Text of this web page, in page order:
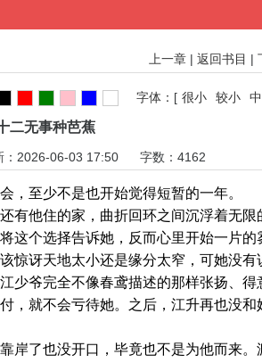
上一章 | 返回书目 |
字体： [ 很小 较小
二无事种芭蕉
2026-06-03 17:50 字数：4162
至少不是也开始觉得短暂的一年。
他住的家，曲折回环之间沉浮着无限
这个选择告诉她，反而心里开始一片的
讶天地太小还是缘分太窄，可她没有
少爷完全不像春鸢描述的那样张扬、
，就不会亏待她。之后，江升再也没
了也没开口，毕竟也不是为他而来。